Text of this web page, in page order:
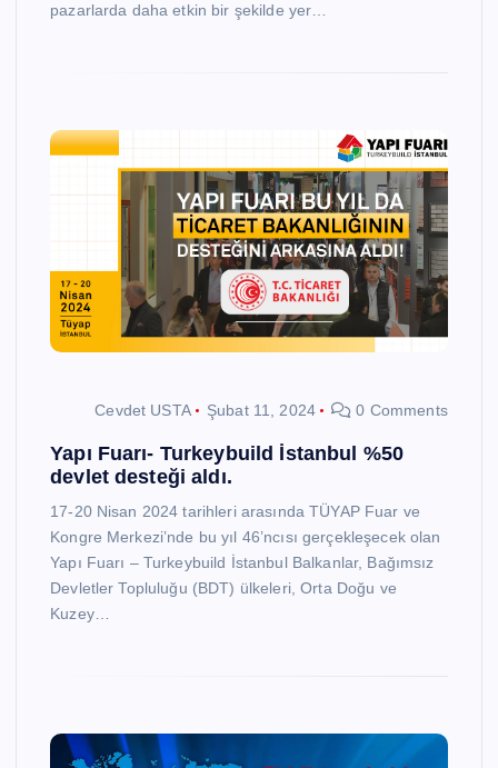
pazarlarda daha etkin bir şekilde yer…
Cevdet USTA Şubat 11, 2024 0 Comments
Yapı Fuarı- Turkeybuild İstanbul %50
devlet desteği aldı.
17-20 Nisan 2024 tarihleri arasında TÜYAP Fuar ve
Kongre Merkezi’nde bu yıl 46’ncısı gerçekleşecek olan
Yapı Fuarı – Turkeybuild İstanbul Balkanlar, Bağımsız
Devletler Topluluğu (BDT) ülkeleri, Orta Doğu ve
Kuzey…